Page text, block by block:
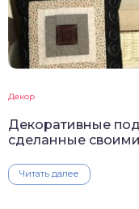
Декор
Декоративные
сделанные
Читать далее